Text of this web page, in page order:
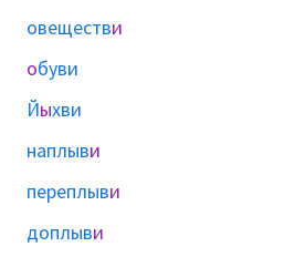
овеществи
обуви
Йыхви
наплыви
переплыви
доплыви